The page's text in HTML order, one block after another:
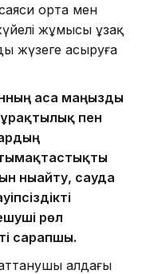
орта мен
жұмысы ұзақ
жүзеге асыруға
аса маңызды
пен
нығайту, сауда
рөл
сарапшы.
алдағы